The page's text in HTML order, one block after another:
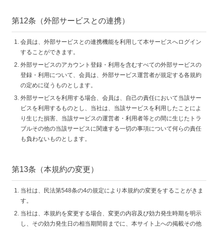
第12条（外部サービスとの連携）
会員は、外部サービスとの連携機能を利用して本サービスへログイン
することができます。
外部サービスのアカウント登録・利用を含むすべての外部サービスの
登録・利用について、会員は、外部サービス運営者が規定する各規約
の定めに従うものとします。
外部サービスを利用する場合、会員は、自己の責任において当該サー
ビスを利用するものとし、当社は、当該サービスを利用したことによ
り生じた損害、当該サービスの運営者・利用者等との間に生じたトラ
ブルその他の当該サービスに関連する一切の事項について何らの責任
も負わないものとします。
第13条（本規約の変更）
当社は、民法第548条の4の規定により本規約の変更をすることがきま
す。
当社は、本規約を変更する場合、変更の内容及び効力発生時期を明示
し、その効力発生日の相当期間前までに、本サイト上への掲載その他